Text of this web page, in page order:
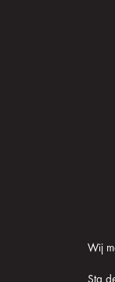
Wij